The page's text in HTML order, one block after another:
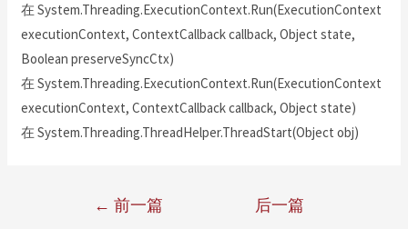
在 System.Threading.ExecutionContext.Run(ExecutionContext
executionContext, ContextCallback callback, Object state,
Boolean preserveSyncCtx)
在 System.Threading.ExecutionContext.Run(ExecutionContext
executionContext, ContextCallback callback, Object state)
在 System.Threading.ThreadHelper.ThreadStart(Object obj)
← 前一篇
后一篇